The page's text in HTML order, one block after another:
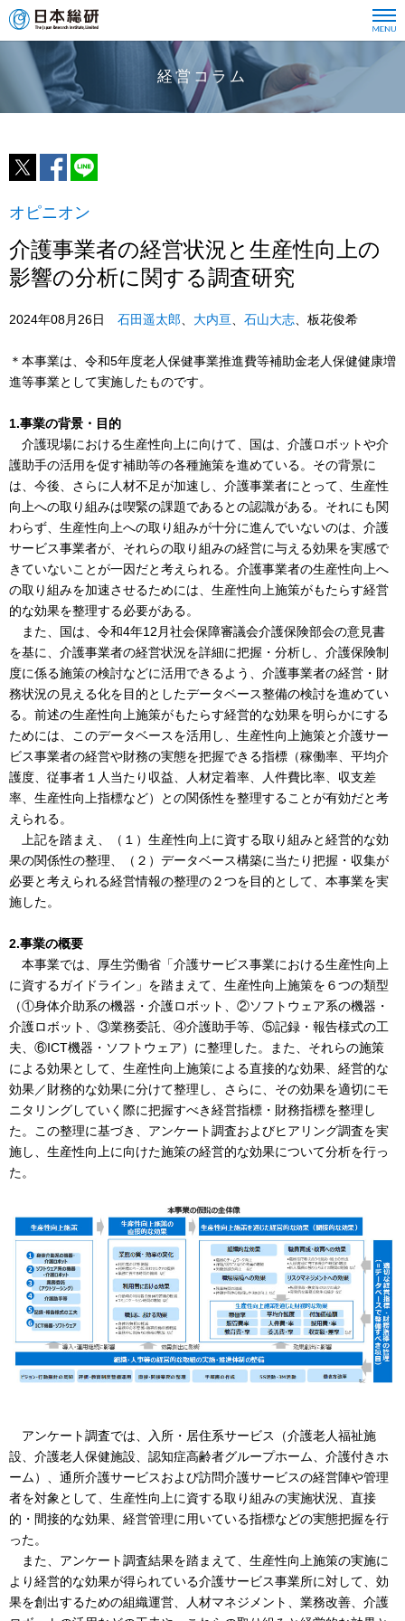
経営コラム
オピニオン
介護事業者の経営状況と生産性向上の
影響の分析に関する調査研究
2024年08月26日 石田遥太郎 大内亘 石山大志 、板花俊希
＊本事業は、令和5年度老人保健事業推進費等補助金老人保健健康増
進等事業として実施したものです。
1.事業の背景・目的
介護現場における生産性向上に向けて、国は、介護ロボットや介
護助手の活用を促す補助等の各種施策を進めている。その背景に
は、今後、さらに人材不足が加速し、介護事業者にとって、生産性
向上への取り組みは喫緊の課題であるとの認識がある。それにも関
わらず、生産性向上への取り組みが十分に進んでいないのは、介護
サービス事業者が、それらの取り組みの経営に与える効果を実感で
きていないことが一因だと考えられる。介護事業者の生産性向上へ
の取り組みを加速させるためには、生産性向上施策がもたらす経営
的な効果を整理する必要がある。
また、国は、令和4年12月社会保障審議会介護保険部会の意見書
を基に、介護事業者の経営状況を詳細に把握・分析し、介護保険制
度に係る施策の検討などに活用できるよう、介護事業者の経営・財
務状況の見える化を目的としたデータベース整備の検討を進めてい
る。前述の生産性向上施策がもたらす経営的な効果を明らかにする
ためには、このデータベースを活用し、生産性向上施策と介護サー
ビス事業者の経営や財務の実態を把握できる指標（稼働率、平均介
護度、従事者１人当たり収益、人材定着率、人件費比率、収支差
率、生産性向上指標など）との関係性を整理することが有効だと考
えられる。
上記を踏まえ、（１）生産性向上に資する取り組みと経営的な効
果の関係性の整理、（２）データベース構築に当たり把握・収集が
必要と考えられる経営情報の整理の２つを目的として、本事業を実
施した。
2.事業の概要
本事業では、厚生労働省「介護サービス事業における生産性向上
に資するガイドライン」を踏まえて、生産性向上施策を６つの類型
（①身体介助系の機器・介護ロボット、②ソフトウェア系の機器・
介護ロボット、③業務委託、④介護助手等、⑤記録・報告様式の工
夫、⑥ICT機器・ソフトウェア）に整理した。また、それらの施策
による効果として、生産性向上施策による直接的な効果、経営的な
効果／財務的な効果に分けて整理し、さらに、その効果を適切にモ
ニタリングしていく際に把握すべき経営指標・財務指標を整理し
た。この整理に基づき、アンケート調査およびヒアリング調査を実
施し、生産性向上に向けた施策の経営的な効果について分析を行っ
た。
アンケート調査では、入所・居住系サービス（介護老人福祉施
設、介護老人保健施設、認知症高齢者グループホーム、介護付きホ
ーム）、通所介護サービスおよび訪問介護サービスの経営陣や管理
者を対象として、生産性向上に資する取り組みの実施状況、直接
的・間接的な効果、経営管理に用いている指標などの実態把握を行
った。
また、アンケート調査結果を踏まえて、生産性向上施策の実施に
より経営的な効果が得られている介護サービス事業所に対して、効
果を創出するための組織運営、人材マネジメント、業務改善、介護